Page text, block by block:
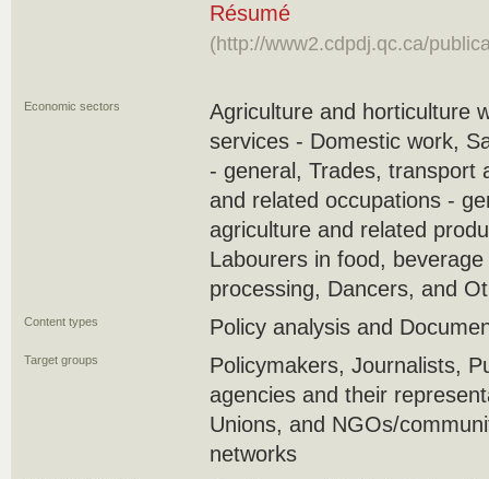
Résumé
(http://www2.cdpdj.qc.ca/
Economic sectors
Agriculture and horticulture
services - Domestic work,
- general, Trades, transport
and related occupations -
agriculture and related
Labourers in food,
processing, Dancers, and
Content types Policy analysis and
Target groups
Policymakers, Journalists,
agencies and their
Unions, and NGOs/
networks